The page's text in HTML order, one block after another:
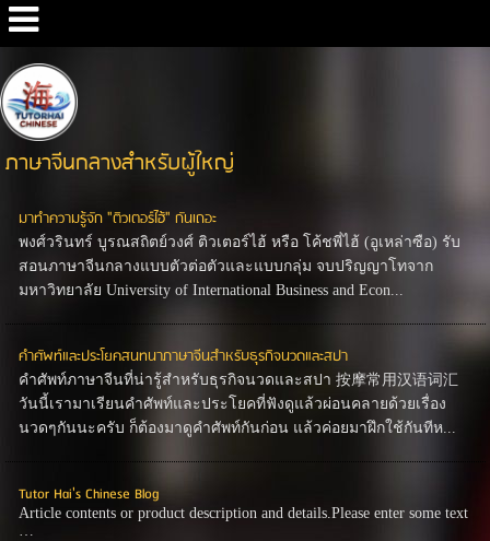
Google+
ภาษาจีนกลางสำหรับผู้ใหญ่
มาทำความรู้จัก "ติวเตอร์ไฮ้" กันเถอะ
พงศ์วรินทร์ บูรณสถิตย์วงศ์ ติวเตอร์ไฮ้ หรือ โค้ชพี่ไฮ้ (อูเหล่าซือ) รับ
สอนภาษาจีนกลางแบบตัวต่อตัวและแบบกลุ่ม จบปริญญาโทจาก
มหาวิทยาลัย University of International Business and Econ...
คำศัพท์และประโยคสนทนาภาษาจีนสำหรับธุรกิจนวดและสปา
คำศัพท์ภาษาจีนที่น่ารู้สำหรับธุรกิจนวดและสปา 按摩常用汉语词汇
วันนี้เรามาเรียนคำศัพท์และประโยคที่ฟังดูแล้วผ่อนคลายด้วยเรื่อง
นวดๆกันนะครับ ก็ต้องมาดูคำศัพท์กันก่อน แล้วค่อยมาฝึกใช้กันทีห...
Tutor Hai's Chinese Blog
Article contents or product description and details.Please enter some text
…